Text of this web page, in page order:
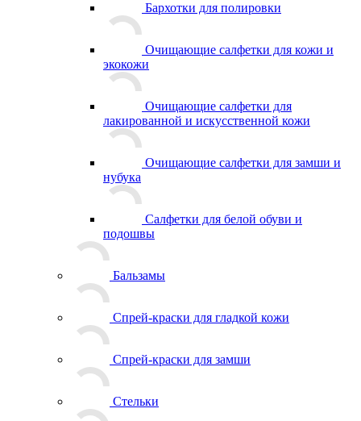
Бархотки для полировки
Очищающие салфетки для кожи и
экокожи
Очищающие салфетки для
лакированной и искусственной кожи
Очищающие салфетки для замши и
нубука
Салфетки для белой обуви и
подошвы
Бальзамы
Спрей-краски для гладкой кожи
Спрей-краски для замши
Стельки